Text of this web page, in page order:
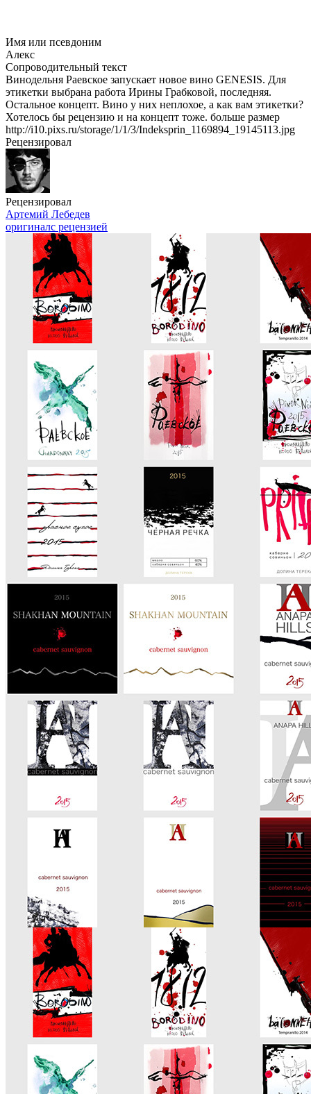
Имя или псевдоним
Алекс
Сопроводительный текст
Винодельня Раевское запускает новое вино GENESIS. Для
этикетки выбрана работа Ирины Грабковой, последняя.
Остальное концепт. Вино у них неплохое, а как вам этикетки?
Хотелось бы рецензию и на концепт тоже. больше размер
http://i10.pixs.ru/storage/1/1/3/Indeksprin_1169894_19145113.jpg
Рецензировал
Рецензировал
Артемий Лебедев
оригиналс рецензией